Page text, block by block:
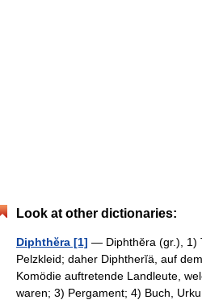
Look at other dictionaries:
Diphthĕra [1] — Diphthĕra (gr.), 1)
Pelzkleid; daher Diphtherĭä, auf
Komödie auftretende Landleute,
waren; 3) Pergament; 4) Buch,